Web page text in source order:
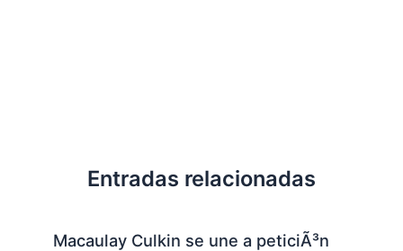
Entradas relacionadas
Macaulay Culkin se une a peticiÃ³n